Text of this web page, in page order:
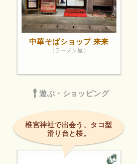
中華そばショップ 来来
（ラーメン屋）
遊ぶ・ショッピング
椎宮神社で出会う、タコ型
滑り台と桜。